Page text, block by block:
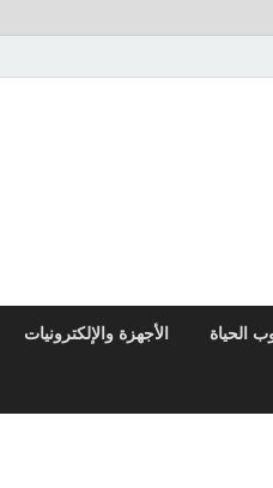
الحياة الأجهزة والإلكترونيات